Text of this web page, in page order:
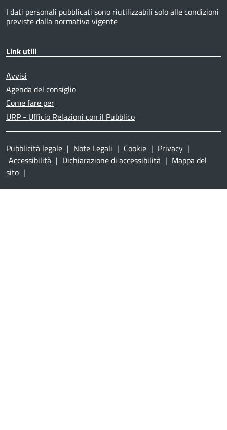
I dati personali pubblicati sono riutilizzabili solo alle condizioni
previste dalla normativa vigente
Link utili
Avvisi
Agenda del consiglio
Come fare per
URP - Ufficio Relazioni con il Pubblico
Pubblicità legale | Note Legali | Cookie | Privacy |
Accessibilità | Dichiarazione di accessibilità | Mappa del
sito |